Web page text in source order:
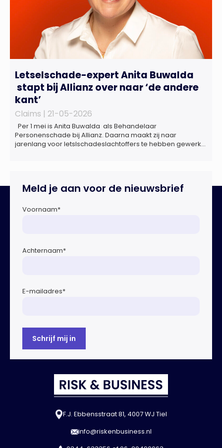
Letselschade-expert Anita Buwalda
stapt bij Allianz over naar ‘de andere
kant’
Claims | 21-05-2026
Per 1 mei is Anita Buwalda als Behandelaar
Personenschade bij Allianz. Daarna maakt zij naar
jarenlang voor letslschadeslachtoffers te hebben gewerkt
Overtoom […]
Meld je aan voor de nieuwsbrief
Voornaam*
Achternaam*
E-mailadres*
F.J. Ebbensstraat 81, 4007 WJ Tiel
info@riskenbusiness.nl